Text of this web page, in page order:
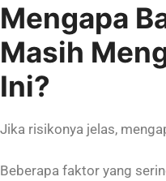
Mengapa
Masih
Ini?
Jika risikonya jelas,
Beberapa faktor yang